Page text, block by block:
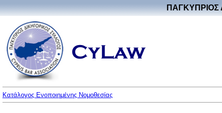
ΠΑΓΚΥΠΡΙΟΣ
Κατάλογος Ενοποιημένης Νομοθεσίας